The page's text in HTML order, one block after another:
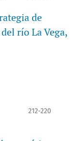
de
río La Vega,
212-220